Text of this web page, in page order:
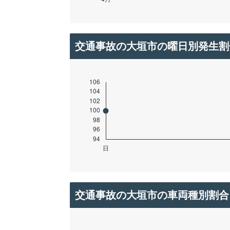
交通事故の大垣市の曜日別発生
交通事故の大垣市の車両種別割合